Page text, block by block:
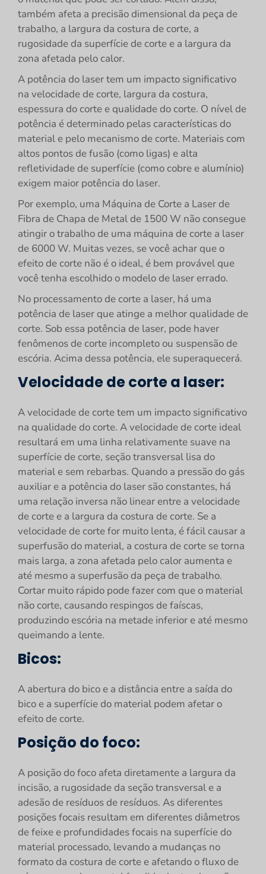
também afeta a precisão dimensional da peça de
trabalho, a largura da costura de corte, a
rugosidade da superfície de corte e a largura da
zona afetada pelo calor.
A potência do laser tem um impacto significativo
na velocidade de corte, largura da costura,
espessura do corte e qualidade do corte. O nível de
potência é determinado pelas características do
material e pelo mecanismo de corte. Materiais com
altos pontos de fusão (como ligas) e alta
refletividade de superfície (como cobre e alumínio)
exigem maior potência do laser.
Por exemplo, uma Máquina de Corte a Laser de
Fibra de Chapa de Metal de 1500 W não consegue
atingir o trabalho de uma máquina de corte a laser
de 6000 W. Muitas vezes, se você achar que o
efeito de corte não é o ideal, é bem provável que
você tenha escolhido o modelo de laser errado.
No processamento de corte a laser, há uma
potência de laser que atinge a melhor qualidade de
corte. Sob essa potência de laser, pode haver
fenômenos de corte incompleto ou suspensão de
escória. Acima dessa potência, ele superaquecerá.
Velocidade de corte a laser:
A velocidade de corte tem um impacto significativo
na qualidade do corte. A velocidade de corte ideal
resultará em uma linha relativamente suave na
superfície de corte, seção transversal lisa do
material e sem rebarbas. Quando a pressão do gás
auxiliar e a potência do laser são constantes, há
uma relação inversa não linear entre a velocidade
de corte e a largura da costura de corte. Se a
velocidade de corte for muito lenta, é fácil causar a
superfusão do material, a costura de corte se torna
mais larga, a zona afetada pelo calor aumenta e
até mesmo a superfusão da peça de trabalho.
Cortar muito rápido pode fazer com que o material
não corte, causando respingos de faíscas,
produzindo escória na metade inferior e até mesmo
queimando a lente.
Bicos:
A abertura do bico e a distância entre a saída do
bico e a superfície do material podem afetar o
efeito de corte.
Posição do foco:
A posição do foco afeta diretamente a largura da
incisão, a rugosidade da seção transversal e a
adesão de resíduos de resíduos. As diferentes
posições focais resultam em diferentes diâmetros
de feixe e profundidades focais na superfície do
material processado, levando a mudanças no
formato da costura de corte e afetando o fluxo de